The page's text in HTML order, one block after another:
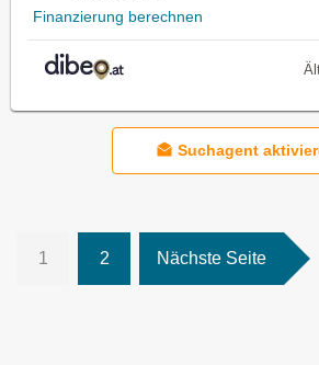
Finanzierung berechnen
Suchagent
1 2 Nächste Seite